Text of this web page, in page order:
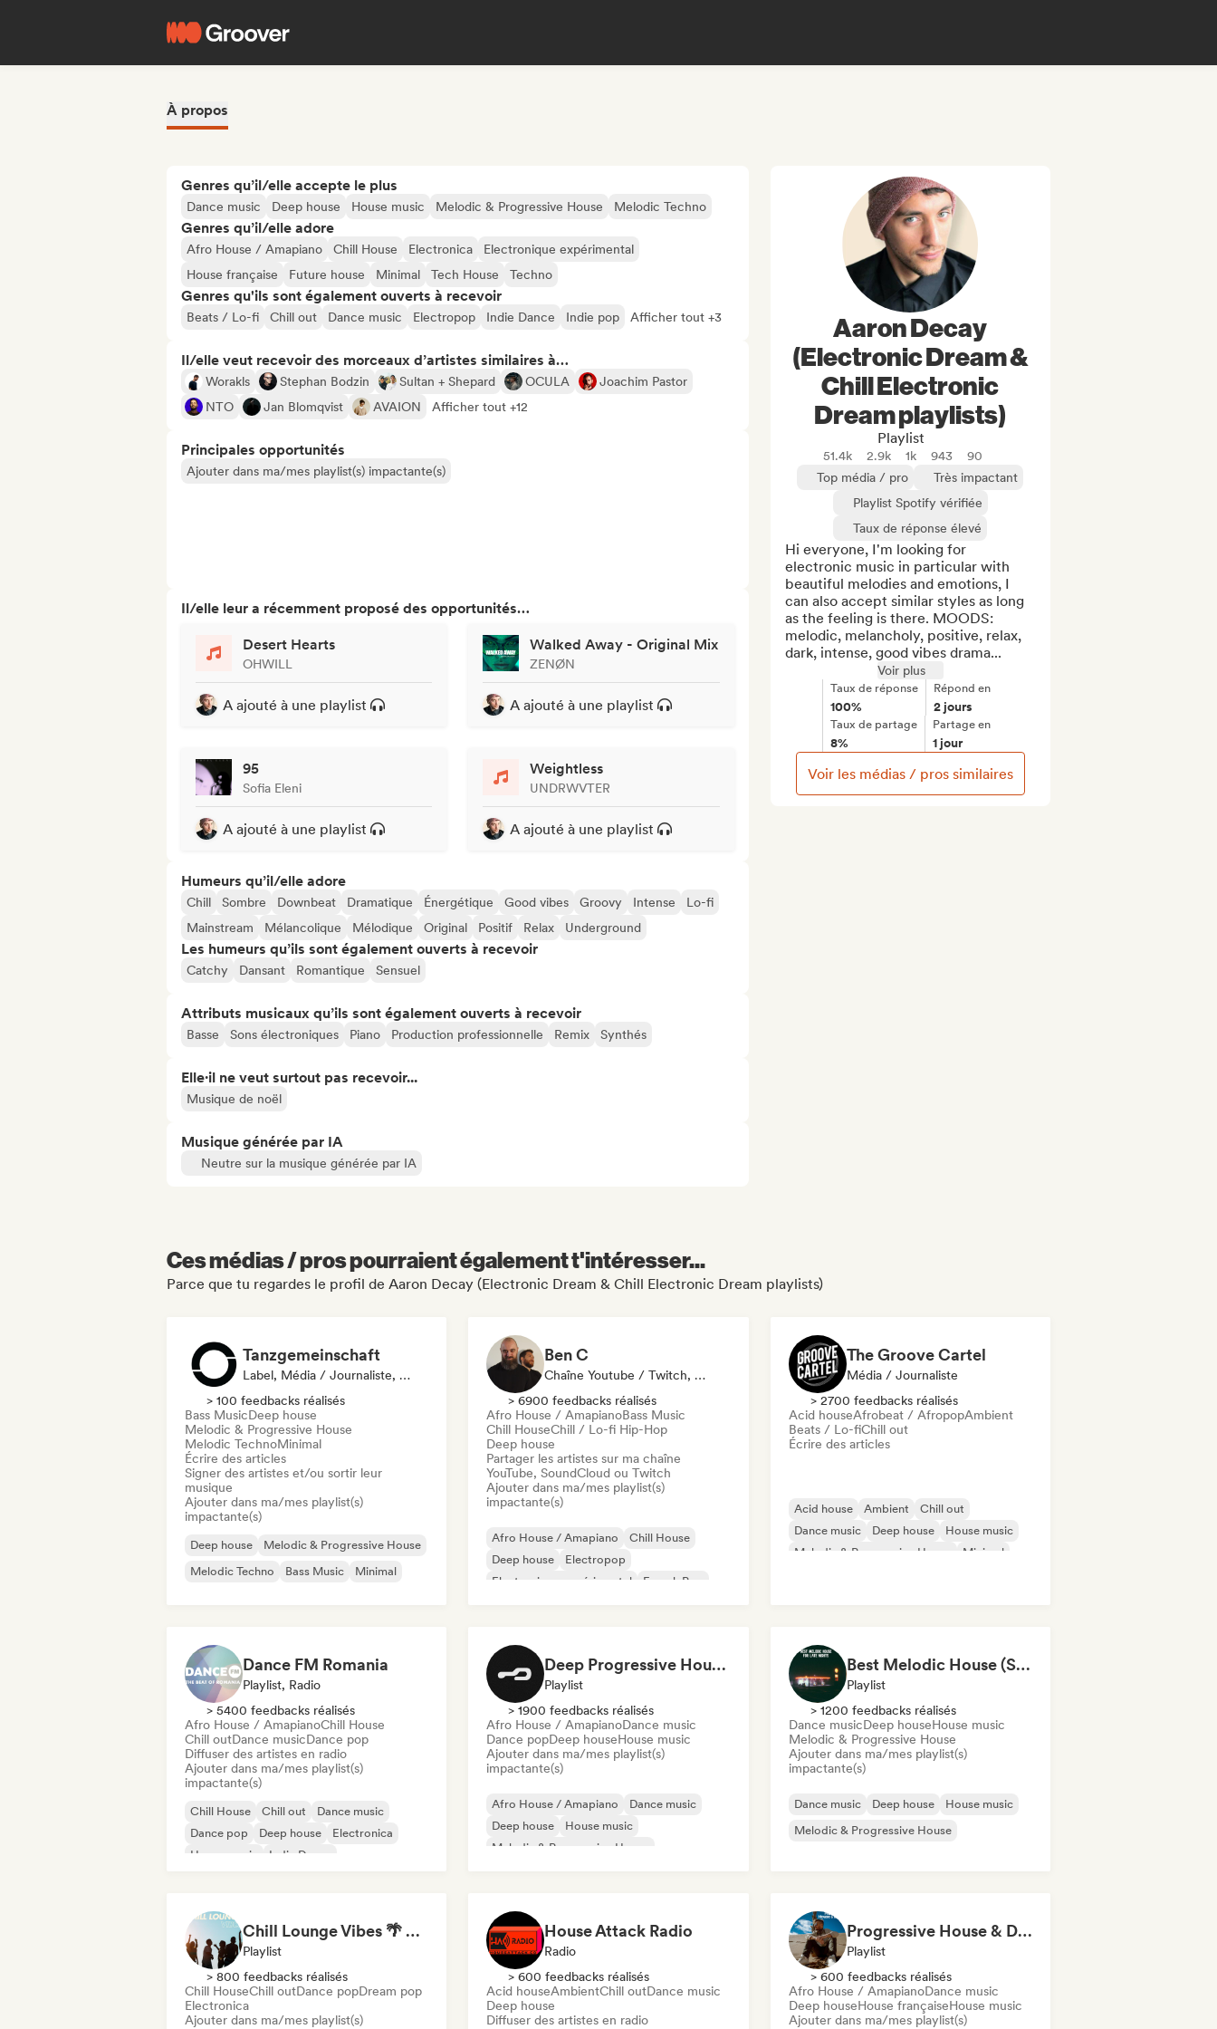
À propos
Genres qu’il/elle accepte le plus
Dance music Deep house House music Melodic & Progressive House Melodic Techno
Genres qu’il/elle adore
Afro House / Amapiano Chill House Electronica
Electronique expérimental
House française
Future house Minimal Tech House Techno
Genres qu'ils sont également ouverts à recevoir
Beats / Lo-fi Chill out Dance music Electropop Indie Dance Indie pop Afficher tout +3
Il/elle veut recevoir des morceaux d’artistes similaires à…
Worakls Stephan Bodzin Sultan + Shepard OCULA
Joachim Pastor
NTO
Jan Blomqvist AVAION Afficher tout +12
Principales opportunités
Ajouter dans ma/mes playlist(s) impactante(s)
Il/elle leur a récemment proposé des opportunités…
Desert Hearts
OHWILL
A ajouté à une playlist
Walked Away - Original Mix
ZENØN
A ajouté à une playlist
95
Sofia Eleni
A ajouté à une playlist
Weightless
UNDRWVTER
A ajouté à une playlist
Humeurs qu’il/elle adore
Chill Sombre Downbeat Dramatique Énergétique Good vibes Groovy Intense
Lo-fi
Mainstream
Mélancolique Mélodique Original Positif Relax Underground
Les humeurs qu’ils sont également ouverts à recevoir
Catchy Dansant Romantique Sensuel
Attributs musicaux qu’ils sont également ouverts à recevoir
Basse Sons électroniques Piano Production professionnelle Remix Synthés
Elle·il ne veut surtout pas recevoir...
Musique de noël
Musique générée par IA
Neutre sur la musique générée par IA
Aaron Decay
(Electronic Dream &
Chill Electronic
Dream playlists)
Playlist
51.4k 2.9k 1k 943
90
Top média / pro
Très impactant
Playlist Spotify vérifiée
Taux de réponse élevé
Hi everyone, I'm looking for
electronic music in particular with
beautiful melodies and emotions, I
can also accept similar styles as long
as the feeling is there. MOODS:
melodic, melancholy, positive, relax,
dark, intense, good vibes drama...
Voir plus
Taux de réponse
100%
Répond en
2 jours
Taux de partage
8%
Partage en
1 jour
Voir les médias / pros similaires
Ces médias / pros pourraient également t'intéresser...
Parce que tu regardes le profil de Aaron Decay (Electronic Dream & Chill Electronic Dream playlists)
Tanzgemeinschaft
Label, Média / Journaliste, Playlist
> 100 feedbacks réalisés
Bass MusicDeep house
Melodic & Progressive House
Melodic TechnoMinimal
Écrire des articles
Signer des artistes et/ou sortir leur
musique
Ajouter dans ma/mes playlist(s)
impactante(s)
Deep house
Melodic & Progressive House
Melodic Techno
Bass Music Minimal
Ben C
Chaîne Youtube / Twitch, Playlist
> 6900 feedbacks réalisés
Afro House / AmapianoBass Music
Chill HouseChill / Lo-fi Hip-Hop
Deep house
Partager les artistes sur ma chaîne
YouTube, SoundCloud ou Twitch
Ajouter dans ma/mes playlist(s)
impactante(s)
Afro House / Amapiano
Chill House
Deep house
Electropop
Electronique expérimental
French Pop
The Groove Cartel
Média / Journaliste
> 2700 feedbacks réalisés
Acid houseAfrobeat / AfropopAmbient
Beats / Lo-fiChill out
Écrire des articles
Acid house Ambient
Chill out
Dance music
Deep house
House music
Melodic & Progressive House
Minimal
Dance FM Romania
Playlist, Radio
> 5400 feedbacks réalisés
Afro House / AmapianoChill House
Chill outDance musicDance pop
Diffuser des artistes en radio
Ajouter dans ma/mes playlist(s)
impactante(s)
Chill House Chill out
Dance music
Dance pop
Deep house
Electronica
House music
Indie Dance
Deep Progressive House 2026 (by MODERNDEEP)
Playlist
> 1900 feedbacks réalisés
Afro House / AmapianoDance music
Dance popDeep houseHouse music
Ajouter dans ma/mes playlist(s)
impactante(s)
Afro House / Amapiano
Dance music
Deep house
House music
Melodic & Progressive House
Best Melodic House (Szabolcs Loch)
Playlist
> 1200 feedbacks réalisés
Dance musicDeep houseHouse music
Melodic & Progressive House
Ajouter dans ma/mes playlist(s)
impactante(s)
Dance music Deep house
House music
Melodic & Progressive House
Chill Lounge Vibes 🌴 Tropical House, Deep House & Downtempo
Playlist
> 800 feedbacks réalisés
Chill HouseChill outDance popDream pop
Electronica
Ajouter dans ma/mes playlist(s)
House Attack Radio
Radio
> 600 feedbacks réalisés
Acid houseAmbientChill outDance music
Deep house
Diffuser des artistes en radio
Progressive House & Dance
Playlist
> 600 feedbacks réalisés
Afro House / AmapianoDance music
Deep houseHouse françaiseHouse music
Ajouter dans ma/mes playlist(s)